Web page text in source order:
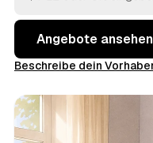
Sie am meisten Sinn
Angebote ansehen
Beschreibe dein